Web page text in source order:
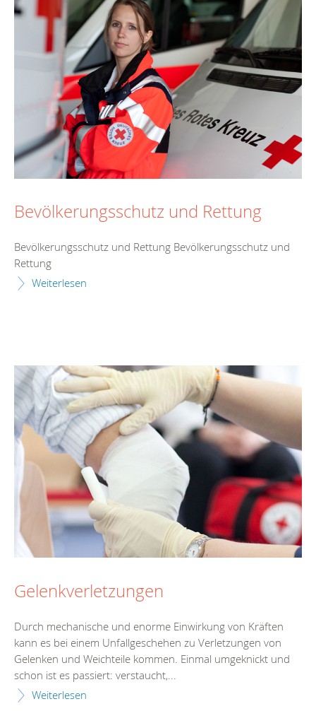
Bevölkerungsschutz und Rettung
Bevölkerungsschutz und Rettung Bevölkerungsschutz und
Rettung
Weiterlesen
Gelenkverletzungen
Durch mechanische und enorme Einwirkung von Kräften
kann es bei einem Unfallgeschehen zu Verletzungen von
Gelenken und Weichteile kommen. Einmal umgeknickt und
schon ist es passiert: verstaucht,...
Weiterlesen